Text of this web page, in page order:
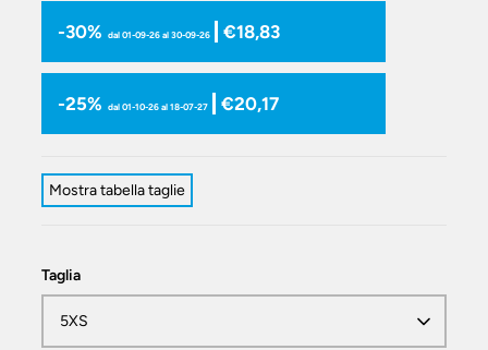
-30% dal 01-09-26 al 30-09-26 €18,83
-25% dal 01-10-26 al 18-07-27 €20,17
Mostra tabella taglie
Taglia
5XS